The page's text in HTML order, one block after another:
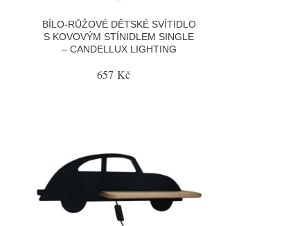
BÍLO-RŮŽOVÉ DĚTSKÉ SVÍTIDLO
S KOVOVÝM STÍNIDLEM SINGLE
– CANDELLUX LIGHTING
657 Kč